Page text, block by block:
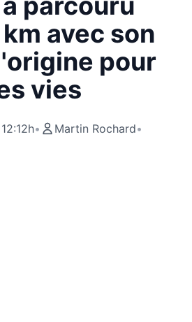
avec son
pour
vies
• Martin Rochard•